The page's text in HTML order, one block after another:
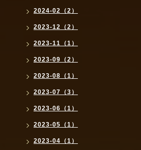
2024-02（2）
2023-12（2）
2023-11（1）
2023-09（2）
2023-08（1）
2023-07（3）
2023-06（1）
2023-05（1）
2023-04（1）